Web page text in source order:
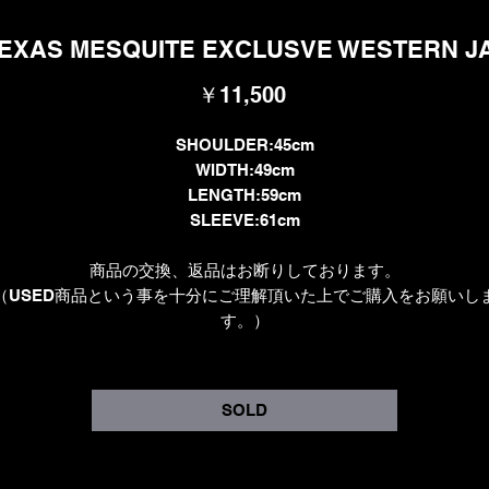
MESQUITE EXCLUSVE WESTERN
￥11,500価
SHOULDER:45cm
WIDTH:49cm
LENGTH:59cm
SLEEVE:61cm
商品の交換、返品はお断りしております。
USED商品という事を十分にご理解頂いた上でご購入をお願いし
す。）
SOLD